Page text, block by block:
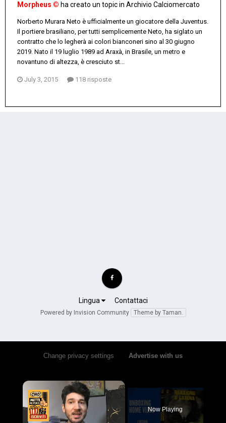
Morpheus © ha creato un topic in Archivio Calciomercato
Norberto Murara Neto è ufficialmente un giocatore della Juventus.
Il portiere brasiliano, per tutti semplicemente Neto, ha siglato un
contratto che lo legherà ai colori bianconeri sino al 30 giugno
2019. Nato il 19 luglio 1989 ad Araxà, in Brasile, un metro e
novantuno di altezza, è cresciuto st...
July 3, 2015 118 risposte
Lingua Contattaci
Powered by Invision Community Theme by Taman.
Change privacy settings Advertise with us
×
Now Playing